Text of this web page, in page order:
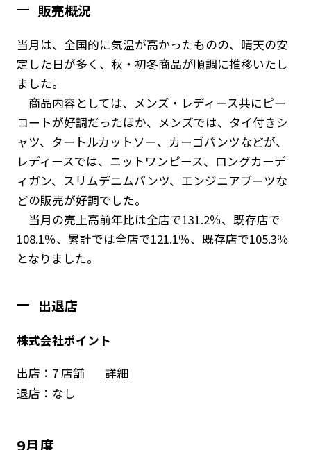
販売概況
当月は、全国的に気温が高かったものの、晴天の安
定した日が多く、秋・初冬商品が順調に推移いたし
ました。
商品内容としては、メンズ・レディース共にピー
コートが好調だったほか、メンズでは、タイ付きシ
ャツ、タートルカットソー、カーゴパンツなどが、
レディースでは、ニットワンピース、ロングカーデ
ィガン、スリムデニムパンツ、エンジニアブーツな
どの販売が好調でした。
当月の売上高前年比は全店で131.2％、既存店で
108.1％、累計では全店で121.1％、既存店で105.3％
となりました。
出退店
株式会社ポイント
出店：7 店舗
詳細
退店：なし
9月度